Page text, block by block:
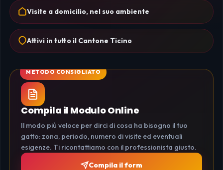
Visite a domicilio, nel suo ambiente
Attivi in tutto il Cantone Ticino
Compila il Modulo Online
Il modo più veloce per dirci di cosa ha bisogno il tuo
gatto: zona, periodo, numero di visite ed eventuali
esigenze. Ti ricontattiamo con il professionista giusto.
Compila il form